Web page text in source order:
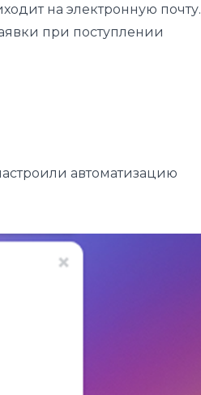
на электронную почту.
при поступлении
автоматизацию